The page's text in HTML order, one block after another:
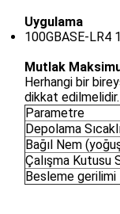
Uygulama
100GBASE-LR4
Mutlak
Herhangi bir
dikkat edilmelidir.
Parametre
Depolama
Bağıl Nem
Çalışma Kutusu
Besleme gerilimi